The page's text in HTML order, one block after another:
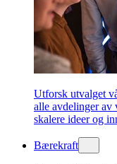
Utforsk utvalget
alle avdelinger av
skalere ideer og
Bærekraft